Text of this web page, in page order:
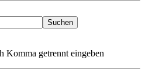
Komma getrennt eingeben